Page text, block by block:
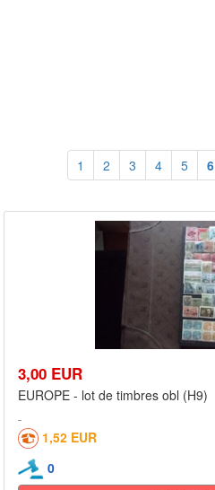
1 2 3 4 5 6
3,00 EUR
EUROPE - lot de timbres obl (H9)
1,52 EUR
0